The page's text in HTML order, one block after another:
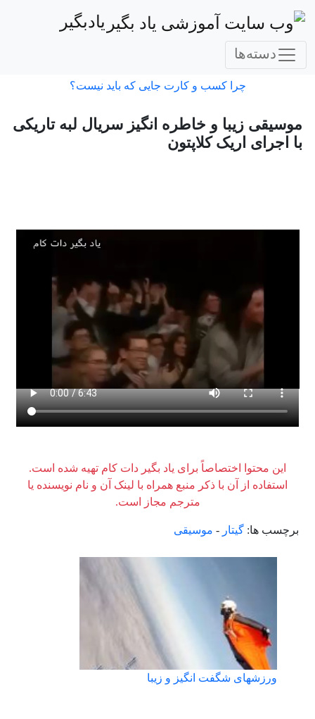
یادبگیر
دسته‌ها
چرا کسب و کارت جایی که باید نیست؟
موسیقی زیبا و خاطره انگیز سریال لبه تاریکی
با اجرای اریک کلاپتون
این محتوا اختصاصاً برای یاد بگیر دات کام تهیه شده است.
استفاده از آن با ذکر منبع همراه با لینک آن و نام نویسنده یا
مترجم مجاز است.
برچسب ها: گیتار - موسیقی
ورزشهای شگفت انگیز و زیبا